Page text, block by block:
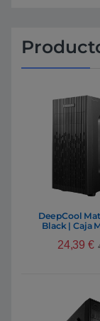
DeepCool
Black | Caja
24,39€